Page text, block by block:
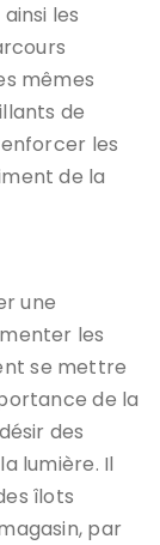
les
mêmes
de
les
de la
une
les
se mettre
de la
des
lumière. Il
îlots
par